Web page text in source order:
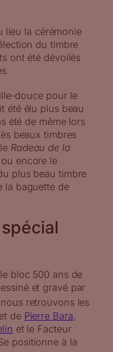
lieu la cérémonie
du timbre
ont été dévoilés
douce pour le
été élu plus beau
été de même lors
beaux timbres
Radeau de la
encore le
plus beau timbre
la baguette de
bloc 500 ans de
et gravé par
retrouvons les
de Pierre Bara,
et le Facteur
positionne à la